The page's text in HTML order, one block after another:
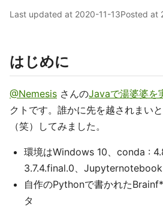
Last updated at 2020-11-13Posted at
はじめに
@Nemesis さんのJavaで湯婆婆を
クトです。誰かに先を越されまい
（笑）してみました。
環境はWindows 10、conda :
3.7.4.final.0、
自作のPythonで書かれた
タ